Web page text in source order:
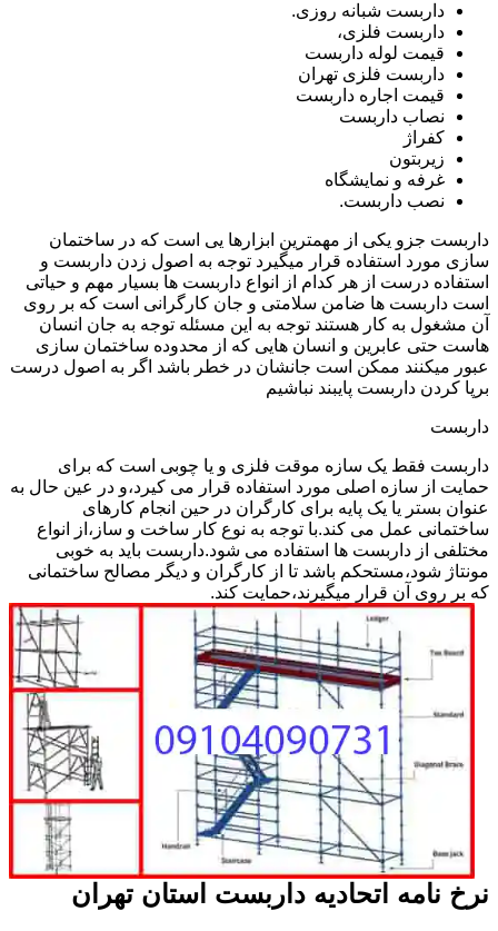
داربست شبانه روزی.
داربست فلزی،
قیمت لوله داربست
داربست فلزی تهران
قیمت اجاره داربست
نصاب داربست
کفراژ
زیربتون
غرفه و نمایشگاه
نصب داربست.
داربست جزو یکی از مهمترین ابزارها یی است که در ساختمان
سازی مورد استفاده قرار میگیرد توجه به اصول زدن داربست و
استفاده درست از هر کدام از انواع داربست ها بسیار مهم و حیاتی
است داربست ها ضامن سلامتی و جان کارگرانی است که بر روی
آن مشغول به کار هستند توجه به این مسئله توجه به جان انسان
هاست حتی عابرین و انسان هایی که از محدوده ساختمان سازی
عبور میکنند ممکن است جانشان در خطر باشد اگر به اصول درست
برپا کردن داربست پایبند نباشیم
داربست
داربست فقط یک سازه موقت فلزی و یا چوبی است که برای
حمایت از سازه اصلی مورد استفاده قرار می کیرد،و در عین حال به
عنوان بستر یا یک پایه برای کارگران در حین انجام کارهای
ساختمانی عمل می کند.با توجه به نوع کار ساخت و ساز،از انواع
مختلفی از داربست ها استفاده می شود.داربست باید به خوبی
مونتاژ شود،مستحکم باشد تا از کارگران و دیگر مصالح ساختمانی
که بر روی آن قرار میگیرند،حمایت کند.
نرخ نامه اتحادیه داربست استان تهران